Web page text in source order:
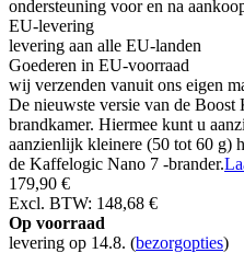
ondersteuning voor en na
EU-levering
levering aan alle EU-landen
Goederen in EU-voorraad
wij verzenden vanuit ons eigen
De nieuwste versie van de
brandkamer. Hiermee kunt u
aanzienlijk kleinere (50 tot 60 g)
de Kaffelogic Nano 7 -brander.
179,90 €
Excl. BTW: 148,68 €
Op voorraad
levering op 14.8. (bezorgopties)